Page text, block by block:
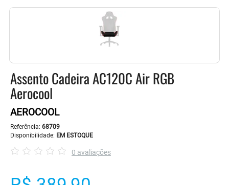
Assento Cadeira AC120C Air RGB
Aerocool
AEROCOOL
Referência: 68709
Disponibilidade: EM ESTOQUE
0 avaliações